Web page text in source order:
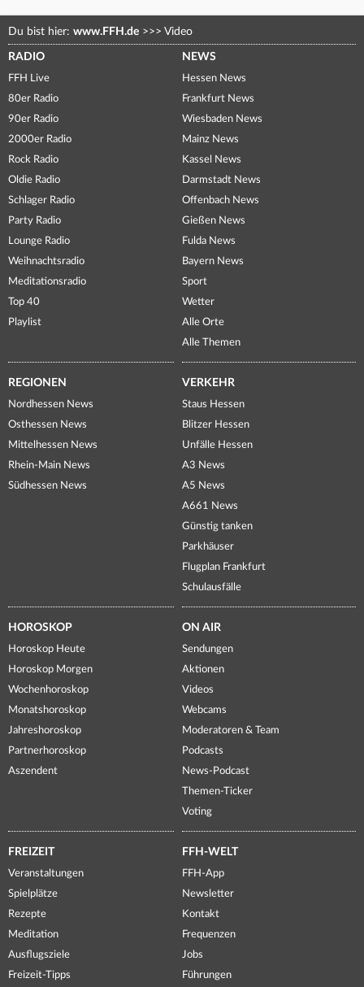
Du bist hier: www.FFH.de >>> Video
RADIO
FFH Live
80er Radio
90er Radio
2000er Radio
Rock Radio
Oldie Radio
Schlager Radio
Party Radio
Lounge Radio
Weihnachtsradio
Meditationsradio
Top 40
Playlist
NEWS
Hessen News
Frankfurt News
Wiesbaden News
Mainz News
Kassel News
Darmstadt News
Offenbach News
Gießen News
Fulda News
Bayern News
Sport
Wetter
Alle Orte
Alle Themen
REGIONEN
Nordhessen News
Osthessen News
Mittelhessen News
Rhein-Main News
Südhessen News
VERKEHR
Staus Hessen
Blitzer Hessen
Unfälle Hessen
A3 News
A5 News
A661 News
Günstig tanken
Parkhäuser
Flugplan Frankfurt
Schulausfälle
HOROSKOP
Horoskop Heute
Horoskop Morgen
Wochenhoroskop
Monatshoroskop
Jahreshoroskop
Partnerhoroskop
Aszendent
ON AIR
Sendungen
Aktionen
Videos
Webcams
Moderatoren & Team
Podcasts
News-Podcast
Themen-Ticker
Voting
FREIZEIT
Veranstaltungen
Spielplätze
Rezepte
Meditation
Ausflugsziele
Freizeit-Tipps
FFH-WELT
FFH-App
Newsletter
Kontakt
Frequenzen
Jobs
Führungen